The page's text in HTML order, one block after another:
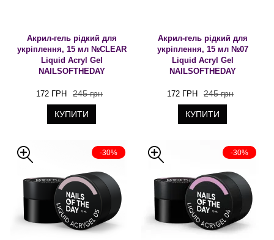
Акрил-гель рідкий для
укріплення, 15 мл №CLEAR
Liquid Acryl Gel
NAILSOFTHEDAY
172 ГРН 245 грн
КУПИТИ
Акрил-гель рідкий для
укріплення, 15 мл №07
Liquid Acryl Gel
NAILSOFTHEDAY
172 ГРН 245 грн
КУПИТИ
-30% -30%